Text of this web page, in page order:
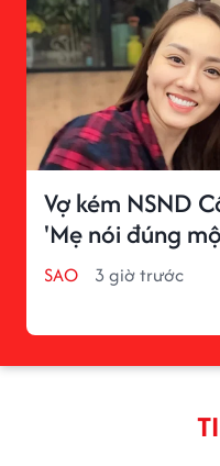
Vợ kém NSND
'Mẹ nói đúng
SAO 3 giờ trước